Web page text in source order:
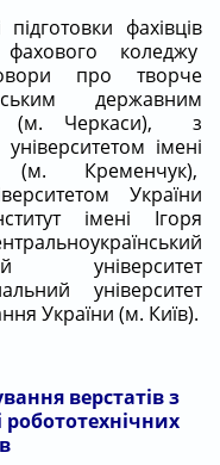
фахівців
фахового коледжу
про творче
державним
(м. Черкаси), з
імені
(м. Кременчук),
України
імені Ігоря
університет
університет
України (м. Київ).
верстатів з